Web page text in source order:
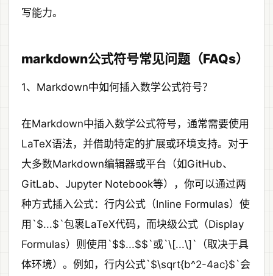
写能力。
markdown公式符号常见问题（FAQs）
1、Markdown中如何插入数学公式符号？
在Markdown中插入数学公式符号，通常需要使用
LaTeX语法，并借助特定的扩展或环境支持。对于
大多数Markdown编辑器或平台（如GitHub、
GitLab、Jupyter Notebook等），你可以通过两
种方式插入公式：行内公式（Inline Formulas）使
用`$...$`包裹LaTeX代码，而块级公式（Display
Formulas）则使用`$$...$$`或`\[...\]`（取决于具
体环境）。例如，行内公式`$\sqrt{b^2-4ac}$`会